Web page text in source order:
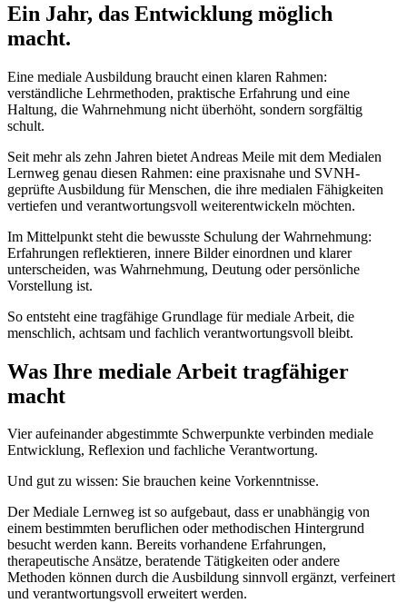
Ein Jahr, das Entwicklung möglich
macht.
Eine mediale Ausbildung braucht einen klaren Rahmen:
verständliche Lehrmethoden, praktische Erfahrung und eine
Haltung, die Wahrnehmung nicht überhöht, sondern sorgfältig
schult.
Seit mehr als zehn Jahren bietet Andreas Meile mit dem Medialen
Lernweg genau diesen Rahmen: eine praxisnahe und SVNH-
geprüfte Ausbildung für Menschen, die ihre medialen Fähigkeiten
vertiefen und verantwortungsvoll weiterentwickeln möchten.
Im Mittelpunkt steht die bewusste Schulung der Wahrnehmung:
Erfahrungen reflektieren, innere Bilder einordnen und klarer
unterscheiden, was Wahrnehmung, Deutung oder persönliche
Vorstellung ist.
So entsteht eine tragfähige Grundlage für mediale Arbeit, die
menschlich, achtsam und fachlich verantwortungsvoll bleibt.
Was Ihre mediale Arbeit tragfähiger
macht
Vier aufeinander abgestimmte Schwerpunkte verbinden mediale
Entwicklung, Reflexion und fachliche Verantwortung.
Und gut zu wissen: Sie brauchen keine Vorkenntnisse.
Der Mediale Lernweg ist so aufgebaut, dass er unabhängig von
einem bestimmten beruflichen oder methodischen Hintergrund
besucht werden kann. Bereits vorhandene Erfahrungen,
therapeutische Ansätze, beratende Tätigkeiten oder andere
Methoden können durch die Ausbildung sinnvoll ergänzt, verfeinert
und verantwortungsvoll erweitert werden.